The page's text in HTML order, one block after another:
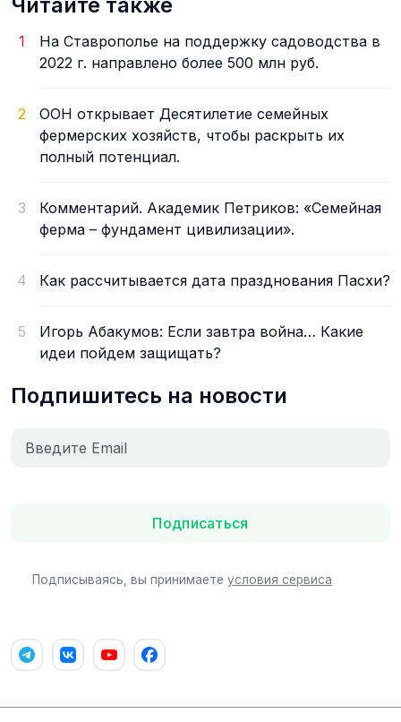
1
На Ставрополье на поддержку садоводства в
2022 г. направлено более 500 млн руб.
2
ООН открывает Десятилетие семейных
фермерских хозяйств, чтобы раскрыть их
полный потенциал.
3
Комментарий. Академик Петриков: «Семейная
ферма – фундамент цивилизации».
4 Как рассчитывается дата празднования Пасхи?
5
Игорь Абакумов: Если завтра война… Какие
идеи пойдем защищать?
Подпишитесь на новости
Подписаться
Подписываясь, вы принимаете условия сервиса